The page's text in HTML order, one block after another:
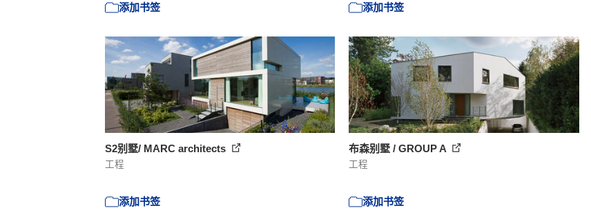
添加书签 添加书签
S2别墅/ MARC architects
工程
添加书签
布森别墅 / GROUP A
工程
添加书签